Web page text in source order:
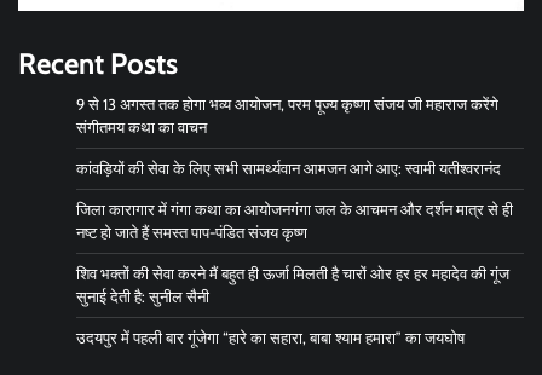
Recent Posts
9 से 13 अगस्त तक होगा भव्य आयोजन, परम पूज्य कृष्णा संजय जी महाराज करेंगे
संगीतमय कथा का वाचन
कांवड़ियों की सेवा के लिए सभी सामर्थ्यवान आमजन आगे आए: स्वामी यतीश्वरानंद
जिला कारागार में गंगा कथा का आयोजनगंगा जल के आचमन और दर्शन मात्र से ही
नष्ट हो जाते हैं समस्त पाप-पंडित संजय कृष्ण
शिव भक्तों की सेवा करने मैं बहुत ही ऊर्जा मिलती है चारों ओर हर हर महादेव की गूंज
सुनाई देती है: सुनील सैनी
उदयपुर में पहली बार गूंजेगा “हारे का सहारा, बाबा श्याम हमारा” का जयघोष